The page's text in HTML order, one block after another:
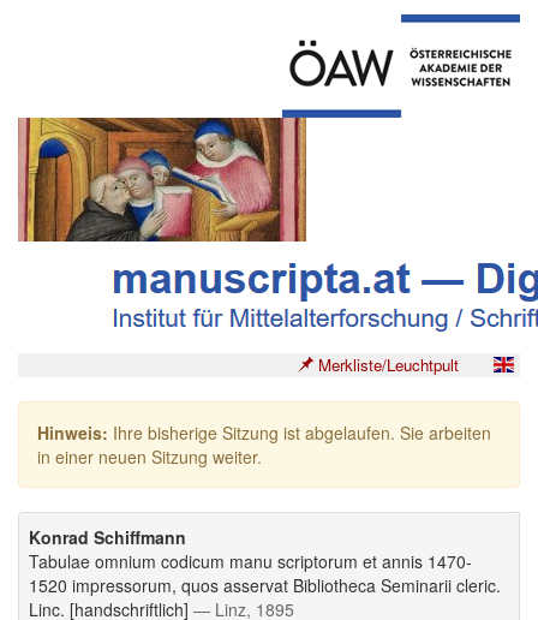
Merkliste/Leuchtpult
Hinweis: Ihre bisherige Sitzung ist abgelaufen. Sie arbeiten
in einer neuen Sitzung weiter.
Konrad Schiffmann
Tabulae omnium codicum manu scriptorum et annis 1470-
1520 impressorum, quos asservat Bibliotheca Seminarii cleric.
Linc. [handschriftlich] — Linz, 1895